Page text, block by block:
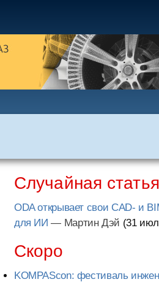
Случайная статья
ODA открывает свои CAD- и
для ИИ — Мартин Дэй (31
Скоро
KOMPAScon: фестиваль